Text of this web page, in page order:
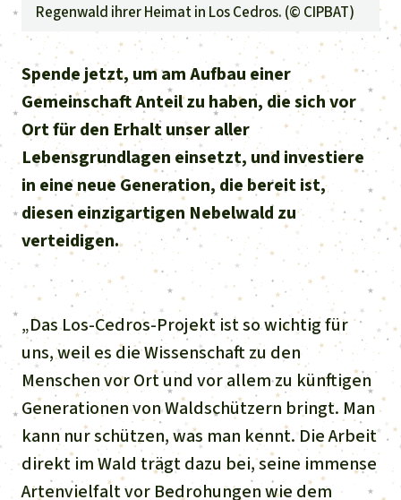
Regenwald ihrer Heimat in Los Cedros. (© CIPBAT)
Spende jetzt, um am Aufbau einer
Gemeinschaft Anteil zu haben, die sich vor
Ort für den Erhalt unser aller
Lebensgrundlagen einsetzt, und investiere
in eine neue Generation, die bereit ist,
diesen einzigartigen Nebelwald zu
verteidigen.
„Das Los-Cedros-Projekt ist so wichtig für
uns, weil es die Wissenschaft zu den
Menschen vor Ort und vor allem zu künftigen
Generationen von Waldschützern bringt. Man
kann nur schützen, was man kennt. Die Arbeit
direkt im Wald trägt dazu bei, seine immense
Artenvielfalt vor Bedrohungen wie dem